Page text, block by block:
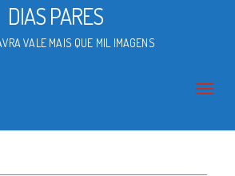
DIAS PARES
VALE MAIS QUE MIL IMAGENS